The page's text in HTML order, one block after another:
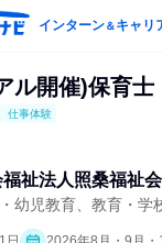
インターン＆キャリ
ル開催)保育
仕事体験
祉法人照桑福祉会
幼児教育、教育・学